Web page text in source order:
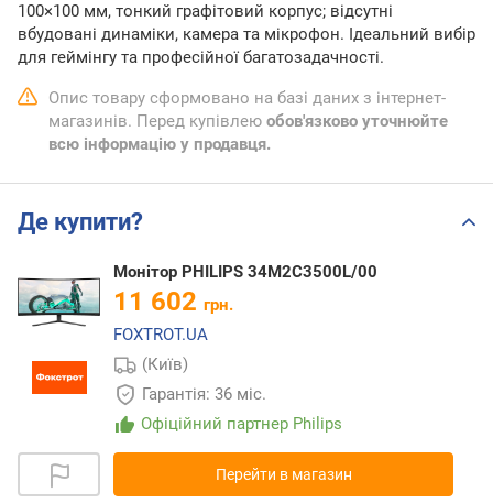
100×100 мм, тонкий графітовий корпус; відсутні
вбудовані динаміки, камера та мікрофон. Ідеальний вибір
для геймінгу та професійної багатозадачності.
Опис товару сформовано на базі даних з інтернет-
магазинів. Перед купівлею обов'язково уточнюйте
всю інформацію у продавця.
Де купити?
Монітор PHILIPS 34M2C3500L/00
11 602 грн.
FOXTROT.UA
(Київ)
Гарантія: 36 міс.
Офіційний партнер Philips
Перейти в магазин